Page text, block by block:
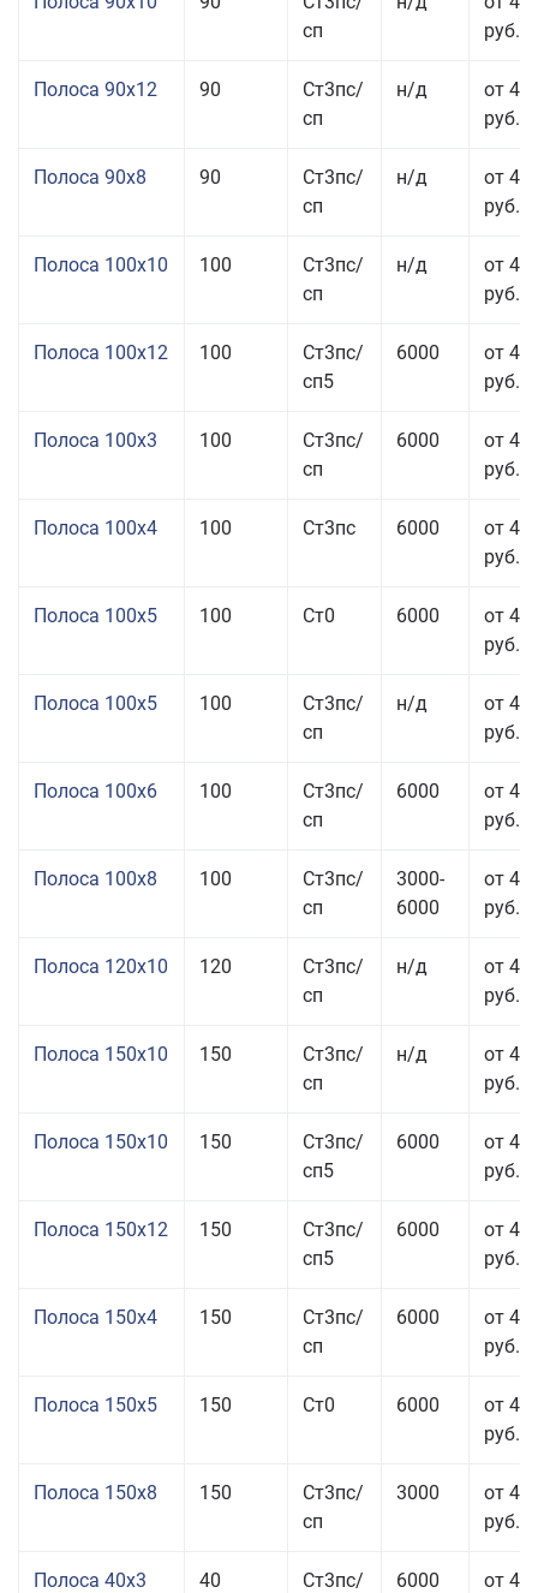
сп
руб.
Полоса 90x12 90
Ст3пс/
сп
н/д
от 42
руб.
Полоса 90x8 90
Ст3пс/
сп
н/д
от 42
руб.
Полоса 100x10 100
Ст3пс/
сп
н/д
от 41
руб.
Полоса 100x12 100
Ст3пс/
сп5
6000
от 45
руб.
Полоса 100x3 100
Ст3пс/
сп
6000
от 46
руб.
Полоса 100x4 100 Ст3пс 6000
от 46
руб.
Полоса 100x5 100 Ст0 6000
от 46
руб.
Полоса 100x5 100
Ст3пс/
сп
н/д
от 46
руб.
Полоса 100x6 100
Ст3пс/
сп
6000
от 46
руб.
Полоса 100x8 100
Ст3пс/
сп
3000-
6000
от 42
руб.
Полоса 120x10 120
Ст3пс/
сп
н/д
от 43
руб.
Полоса 150x10 150
Ст3пс/
сп
н/д
от 43
руб.
Полоса 150x10 150
Ст3пс/
сп5
6000
от 43
руб.
Полоса 150x12 150
Ст3пс/
сп5
6000
от 45
руб.
Полоса 150x4 150
Ст3пс/
сп
6000
от 46
руб.
Полоса 150x5 150 Ст0 6000
от 46
руб.
Полоса 150x8 150
Ст3пс/
сп
3000
от 42
руб.
Полоса 40x3 40
Ст3пс/
6000
от 46